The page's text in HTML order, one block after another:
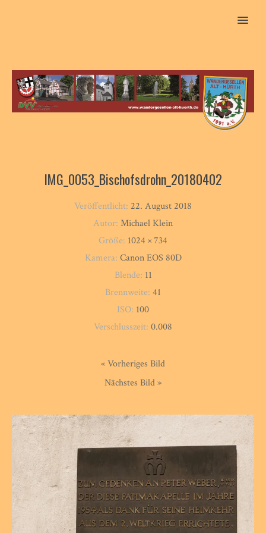
MENU
IMG_0053_Bischofsdrohn_20180402
Veröffentlicht: 22. August 2018
Autor: Michael Klein
Größe: 1024 × 734
Kamera: Canon EOS 80D
Blende: 11
Brennweite: 41
ISO: 100
Verschlusszeit: 0.008
« Vorheriges Bild
Nächstes Bild »